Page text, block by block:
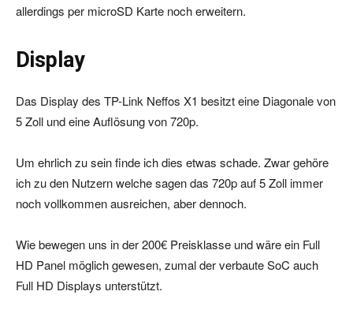
allerdings per microSD Karte noch erweitern.
Display
Das Display des TP-Link Neffos X1 besitzt eine Diagonale von
5 Zoll und eine Auflösung von 720p.
Um ehrlich zu sein finde ich dies etwas schade. Zwar gehöre
ich zu den Nutzern welche sagen das 720p auf 5 Zoll immer
noch vollkommen ausreichen, aber dennoch.
Wie bewegen uns in der 200€ Preisklasse und wäre ein Full
HD Panel möglich gewesen, zumal der verbaute SoC auch
Full HD Displays unterstützt.